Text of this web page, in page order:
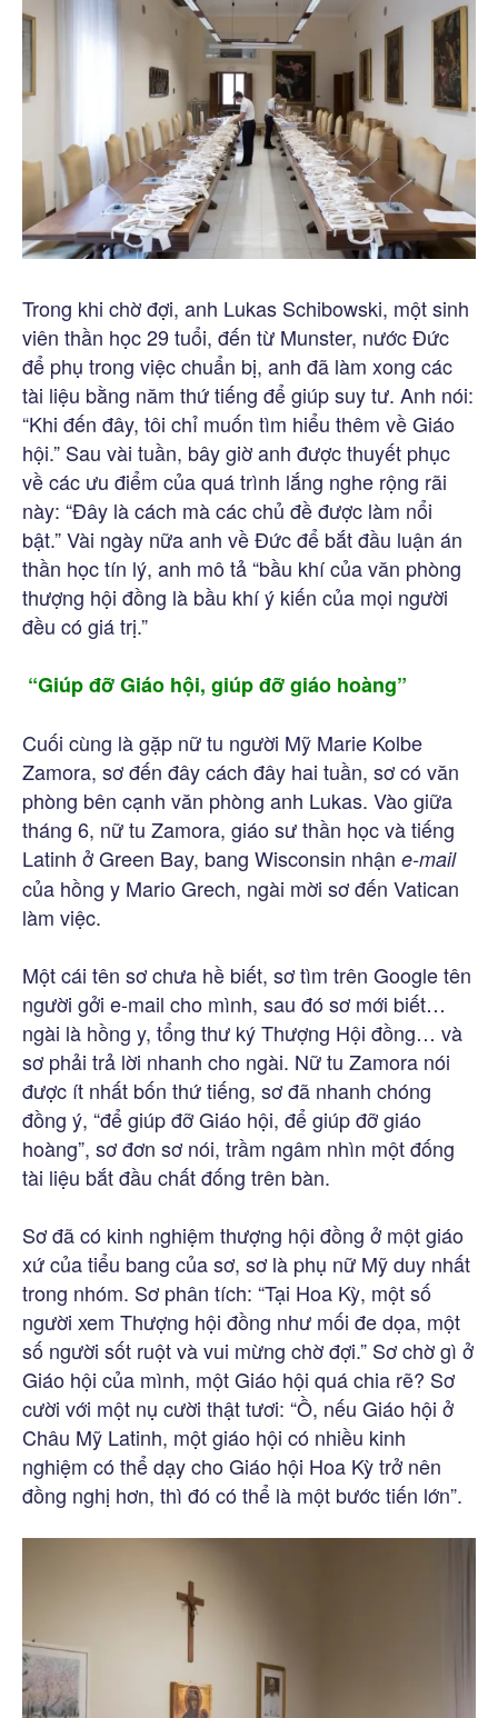
Trong khi chờ đợi, anh Lukas Schibowski, một sinh
viên thần học 29 tuổi, đến từ Munster, nước Đức
để phụ trong việc chuẩn bị, anh đã làm xong các
tài liệu bằng năm thứ tiếng để giúp suy tư. Anh nói:
“Khi đến đây, tôi chỉ muốn tìm hiểu thêm về Giáo
hội.” Sau vài tuần, bây giờ anh được thuyết phục
về các ưu điểm của quá trình lắng nghe rộng rãi
này: “Đây là cách mà các chủ đề được làm nổi
bật.” Vài ngày nữa anh về Đức để bắt đầu luận án
thần học tín lý, anh mô tả “bầu khí của văn phòng
thượng hội đồng là bầu khí ý kiến của mọi người
đều có giá trị.”
“Giúp đỡ Giáo hội, giúp đỡ giáo hoàng”
Cuối cùng là gặp nữ tu người Mỹ Marie Kolbe
Zamora, sơ đến đây cách đây hai tuần, sơ có văn
phòng bên cạnh văn phòng anh Lukas. Vào giữa
tháng 6, nữ tu Zamora, giáo sư thần học và tiếng
Latinh ở Green Bay, bang Wisconsin nhận e-mail
của hồng y Mario Grech, ngài mời sơ đến Vatican
làm việc.
Một cái tên sơ chưa hề biết, sơ tìm trên Google tên
người gởi e-mail cho mình, sau đó sơ mới biết…
ngài là hồng y, tổng thư ký Thượng Hội đồng… và
sơ phải trả lời nhanh cho ngài. Nữ tu Zamora nói
được ít nhất bốn thứ tiếng, sơ đã nhanh chóng
đồng ý, “để giúp đỡ Giáo hội, để giúp đỡ giáo
hoàng”, sơ đơn sơ nói, trầm ngâm nhìn một đống
tài liệu bắt đầu chất đống trên bàn.
Sơ đã có kinh nghiệm thượng hội đồng ở một giáo
xứ của tiểu bang của sơ, sơ là phụ nữ Mỹ duy nhất
trong nhóm. Sơ phân tích: “Tại Hoa Kỳ, một số
người xem Thượng hội đồng như mối đe dọa, một
số người sốt ruột và vui mừng chờ đợi.” Sơ chờ gì ở
Giáo hội của mình, một Giáo hội quá chia rẽ? Sơ
cười với một nụ cười thật tươi: “Ồ, nếu Giáo hội ở
Châu Mỹ Latinh, một giáo hội có nhiều kinh
nghiệm có thể dạy cho Giáo hội Hoa Kỳ trở nên
đồng nghị hơn, thì đó có thể là một bước tiến lớn”.